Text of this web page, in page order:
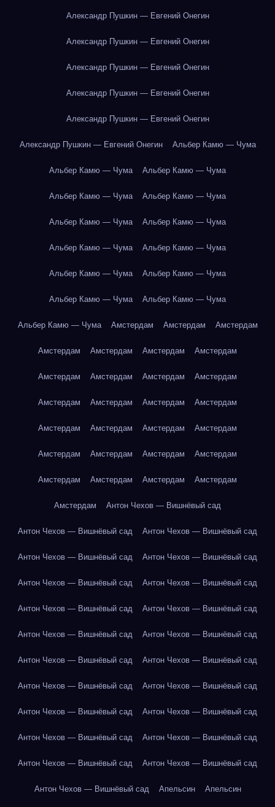
Александр Пушкин — Евгений Онегин
Александр Пушкин — Евгений Онегин
Александр Пушкин — Евгений Онегин
Александр Пушкин — Евгений Онегин
Александр Пушкин — Евгений Онегин
Александр Пушкин — Евгений Онегин Альбер Камю — Чума
Альбер Камю — Чума Альбер Камю — Чума
Альбер Камю — Чума Альбер Камю — Чума
Альбер Камю — Чума Альбер Камю — Чума
Альбер Камю — Чума Альбер Камю — Чума
Альбер Камю — Чума Альбер Камю — Чума
Альбер Камю — Чума Альбер Камю — Чума
Альбер Камю — Чума Амстердам Амстердам Амстердам
Амстердам Амстердам Амстердам Амстердам
Амстердам Амстердам Амстердам Амстердам
Амстердам Амстердам Амстердам Амстердам
Амстердам Амстердам Амстердам Амстердам
Амстердам Амстердам Амстердам Амстердам
Амстердам Амстердам Амстердам Амстердам
Амстердам Антон Чехов — Вишнёвый сад
Антон Чехов — Вишнёвый сад Антон Чехов — Вишнёвый сад
Антон Чехов — Вишнёвый сад Антон Чехов — Вишнёвый сад
Антон Чехов — Вишнёвый сад Антон Чехов — Вишнёвый сад
Антон Чехов — Вишнёвый сад Антон Чехов — Вишнёвый сад
Антон Чехов — Вишнёвый сад Антон Чехов — Вишнёвый сад
Антон Чехов — Вишнёвый сад Антон Чехов — Вишнёвый сад
Антон Чехов — Вишнёвый сад Антон Чехов — Вишнёвый сад
Антон Чехов — Вишнёвый сад Антон Чехов — Вишнёвый сад
Антон Чехов — Вишнёвый сад Антон Чехов — Вишнёвый сад
Антон Чехов — Вишнёвый сад Антон Чехов — Вишнёвый сад
Антон Чехов — Вишнёвый сад Апельсин Апельсин